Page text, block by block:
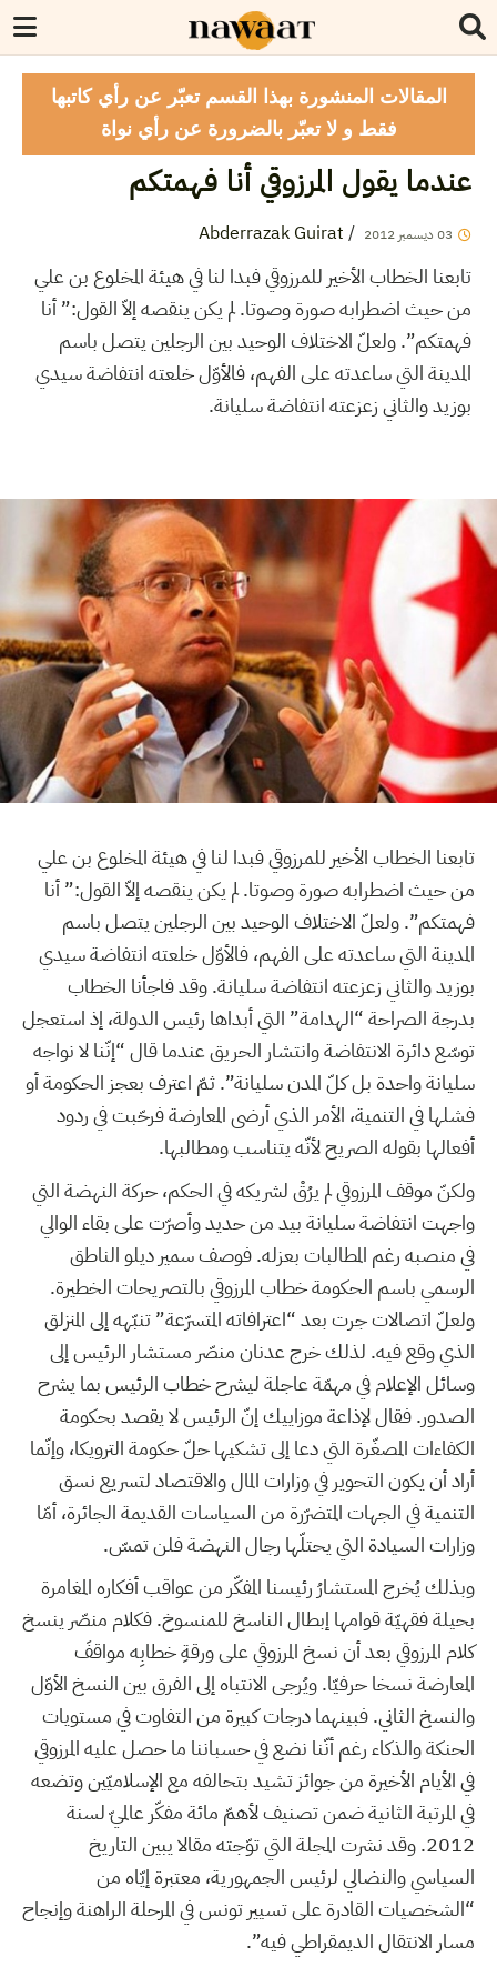
المقالات المنشورة بهذا القسم تعبّر عن رأي كاتبها
فقط و لا تعبّر بالضرورة عن رأي نواة
عندما يقول المرزوقي أنا فهمتكم
03 ديسمبر 2012
/
Abderrazak Guirat
تابعنا الخطاب الأخير للمرزوقي فبدا لنا في هيئة المخلوع بن علي
من حيث اضطرابه صورة وصوتا. لم يكن ينقصه إلاّ القول:” أنا
فهمتكم”. ولعلّ الاختلاف الوحيد بين الرجلين يتصل باسم
المدينة التي ساعدته على الفهم، فالأوّل خلعته انتفاضة سيدي
بوزيد والثاني زعزعته انتفاضة سليانة.
تابعنا الخطاب الأخير للمرزوقي فبدا لنا في هيئة المخلوع بن علي
من حيث اضطرابه صورة وصوتا. لم يكن ينقصه إلاّ القول:” أنا
فهمتكم”. ولعلّ الاختلاف الوحيد بين الرجلين يتصل باسم
المدينة التي ساعدته على الفهم، فالأوّل خلعته انتفاضة سيدي
بوزيد والثاني زعزعته انتفاضة سليانة. وقد فاجأنا الخطاب
بدرجة الصراحة “الهدامة” التي أبداها رئيس الدولة، إذ استعجل
توسّع دائرة الانتفاضة وانتشار الحريق عندما قال “إنّنا لا نواجه
سليانة واحدة بل كلّ المدن سليانة”. ثمّ اعترف بعجز الحكومة أو
فشلها في التنمية، الأمر الذي أرضى المعارضة فرحّبت في ردود
أفعالها بقوله الصريح لأنّه يتناسب ومطالبها.
ولكنّ موقف المرزوقي لم يرُقْ لشريكه في الحكم، حركة النهضة التي
واجهت انتفاضة سليانة بيد من حديد وأصرّت على بقاء الوالي
في منصبه رغم المطالبات بعزله. فوصف سمير ديلو الناطق
الرسمي باسم الحكومة خطاب المرزوقي بالتصريحات الخطيرة.
ولعلّ اتصالات جرت بعد “اعترافاته المتسرّعة” تنبّهه إلى المنزلق
الذي وقع فيه. لذلك خرج عدنان منصّر مستشار الرئيس إلى
وسائل الإعلام في مهمّة عاجلة ليشرح خطاب الرئيس بما يشرح
الصدور. فقال لإذاعة موزاييك إنّ الرئيس لا يقصد بحكومة
الكفاءات المصغّرة التي دعا إلى تشكيها حلّ حكومة الترويكا، وإنّما
أراد أن يكون التحوير في وزارات المال والاقتصاد لتسريع نسق
التنمية في الجهات المتضرّرة من السياسات القديمة الجائرة، أمّا
وزارات السيادة التي يحتلّها رجال النهضة فلن تمسّ.
وبذلك يُخرج المستشارُ رئيسنا المفكّر من عواقب أفكاره المغامرة
بحيلة فقهيّة قوامها إبطال الناسخ للمنسوخ. فكلام منصّر ينسخ
كلام المرزوقي بعد أن نسخ المرزوقي على ورقةِ خطابِه مواقفَ
المعارضة نسخا حرفيّا. ويُرجى الانتباه إلى الفرق بين النسخ الأوّل
والنسخ الثاني. فبينهما درجات كبيرة من التفاوت في مستويات
الحنكة والذكاء رغم أنّنا نضع في حسباننا ما حصل عليه المرزوقي
في الأيام الأخيرة من جوائز تشيد بتحالفه مع الإسلاميّين وتضعه
في المرتبة الثانية ضمن تصنيف لأهمّ مائة مفكّر عالميّ لسنة
2012. وقد نشرت المجلة التي توّجته مقالا يبين التاريخ
السياسي والنضالي لرئيس الجمهورية، معتبرة إيّاه من
“الشخصيات القادرة على تسيير تونس في المرحلة الراهنة وإنجاح
مسار الانتقال الديمقراطي فيه”.